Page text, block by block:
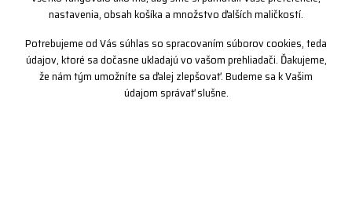
nastavenia, obsah košíka a množstvo ďalších maličkostí.
Potrebujeme od Vás súhlas so spracovaním súborov cookies, teda
údajov, ktoré sa dočasne ukladajú vo vašom prehliadači. Ďakujeme,
že nám tým umožníte sa ďalej zlepšovať. Budeme sa k Vašim
údajom správať slušne.
Kontakt
+420 382 222 221
+420 774 968 904